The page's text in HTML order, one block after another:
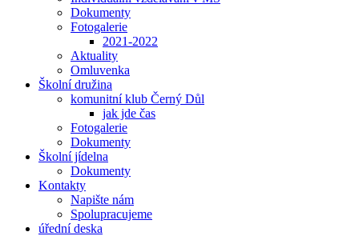
Dokumenty
Fotogalerie
2021-2022
Aktuality
Omluvenka
Školní družina
komunitní klub Černý Důl
jak jde čas
Fotogalerie
Dokumenty
Školní jídelna
Dokumenty
Kontakty
Napište nám
Spolupracujeme
úřední deska